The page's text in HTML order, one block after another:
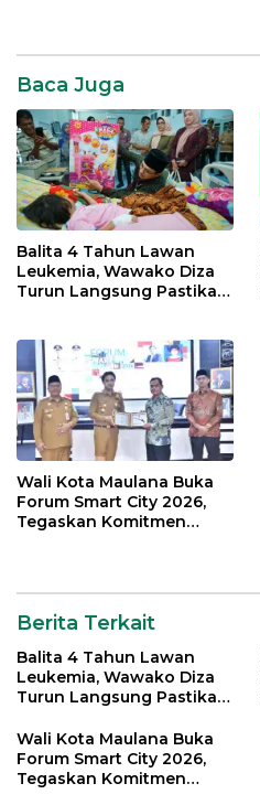
Baca Juga
Balita 4 Tahun Lawan
Leukemia, Wawako Diza
Turun Langsung Pastikan
Wali Kota Maulana Buka
Forum Smart City 2026,
Tegaskan Komitmen
Berita Terkait
Balita 4 Tahun Lawan
Leukemia, Wawako Diza
Turun Langsung Pastikan
Wali Kota Maulana Buka
Forum Smart City 2026,
Tegaskan Komitmen